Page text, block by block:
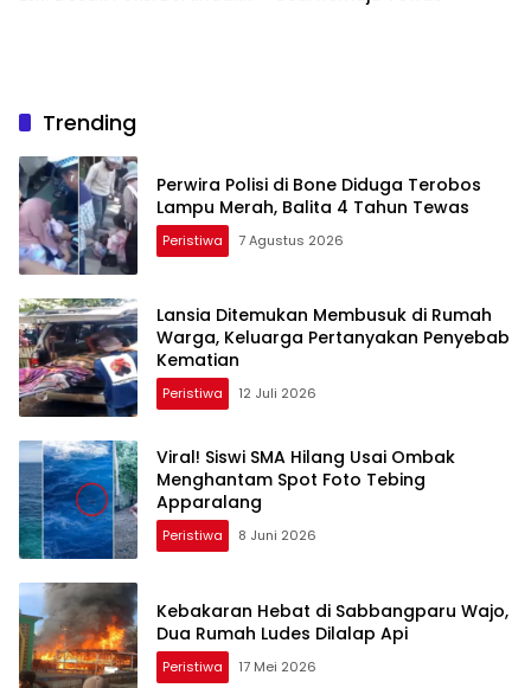
Trending
Perwira Polisi di Bone Diduga Terobos
Lampu Merah, Balita 4 Tahun Tewas
Peristiwa 7 Agustus 2026
Lansia Ditemukan Membusuk di Rumah
Warga, Keluarga Pertanyakan Penyebab
Kematian
Peristiwa 12 Juli 2026
Viral! Siswi SMA Hilang Usai Ombak
Menghantam Spot Foto Tebing
Apparalang
Peristiwa 8 Juni 2026
Kebakaran Hebat di Sabbangparu Wajo,
Dua Rumah Ludes Dilalap Api
Peristiwa 17 Mei 2026